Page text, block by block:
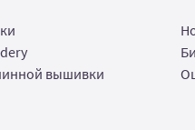
вышивки